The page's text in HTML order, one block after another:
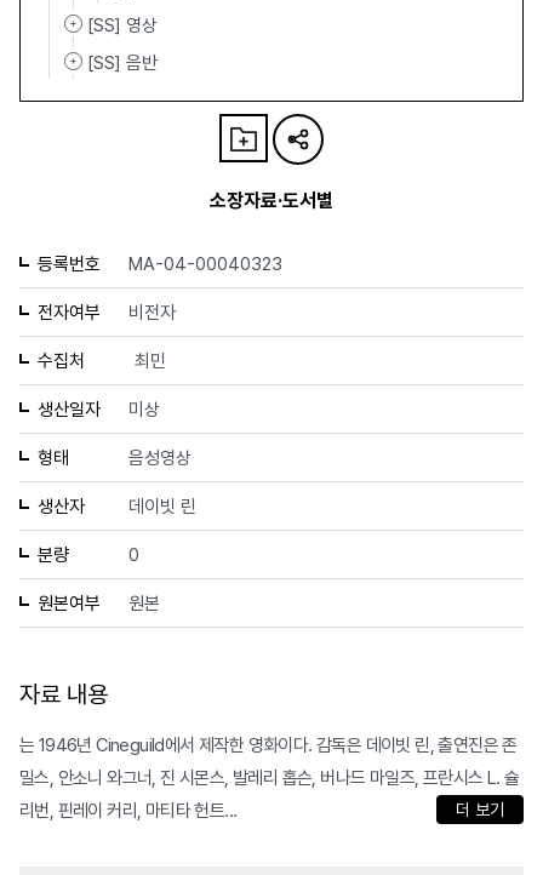
[SS] 영상
[SS] 음반
소장자료·도서별
등록번호 MA-04-00040323
전자여부 비전자
수집처 최민
생산일자 미상
형태 음성영상
생산자 데이빗 린
분량 0
원본여부 원본
자료 내용
는 1946년 Cineguild에서 제작한 영화이다. 감독은 데이빗 린, 출연진은 존
밀스, 안소니 와그너, 진 시몬스, 발레리 홉슨, 버나드 마일즈, 프란시스 L. 슐
리번, 핀레이 커리, 마티타 헌트...
더 보기